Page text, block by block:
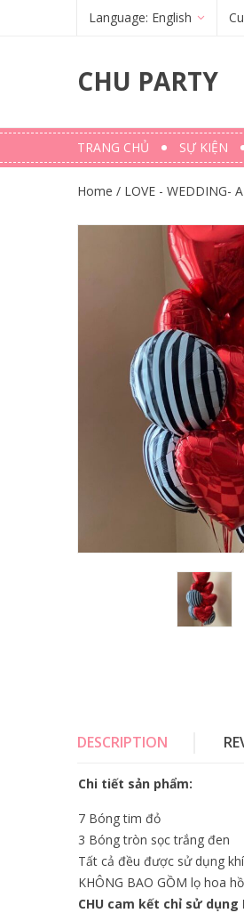
Language: English
English
CHU PARTY
TRANG CHỦ SỰ KIỆN
Home / LOVE - WEDDING-
DESCRIPTION
Chi tiết sản phẩm:
7 Bóng tim đỏ
3 Bóng tròn sọc trắng đen
Tất cả đều được sử dụng
KHÔNG BAO GỒM lọ hoa
CHU cam kết chỉ sử